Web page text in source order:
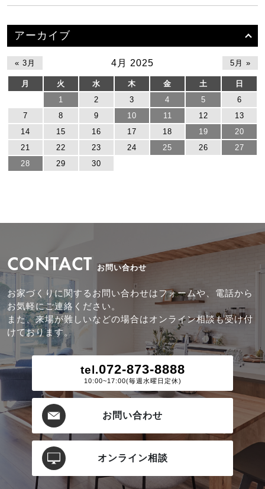
アーカイブ
4月 2025
月 火 水 木 金 土
日
1
2 3 4 5
6
7
8 9 10 11 12
13
14
15 16 17 18 19
20
21
22 23 24 25 26
27
28
29 30
« 3月 5月 »
CONTACT お問い合わせ
お家づくりに関するお問い合わせはフォームや、電話から
お気軽にご連絡ください。
また、来場が難しいなどの場合はオンライン相談も受け付
けております。
tel.072-873-8888
10:00~17:00(毎週水曜日定休)
お問い合わせ
オンライン相談